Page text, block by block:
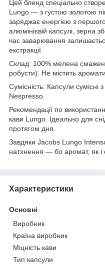
Цей бленд спеціально
Lungo — з густою золотою
заряджає енергією з
алюмінієвій капсулі, зерна
час заварювання
екстракції.
Склад: 100% мелена
робусти). Не містить
Сумісність: Капсули сумісні
Nespresso.
Рекомендації по
кави Lungo. Ідеально для
протягом дня.
Завдяки Jacobs Lungo
натхнення — бо аромат, як і
Характеристики
Основні
Виробник
Країна виробник
Міцність кави
Тип капсули